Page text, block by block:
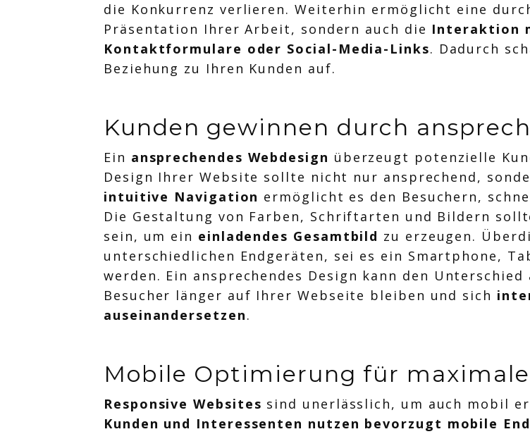
die Konkurrenz verlieren. Weiterhin ermöglicht eine
Präsentation Ihrer Arbeit, sondern auch die Interaktion
Kontaktformulare oder Social-Media-Links. Dadurch
Beziehung zu Ihren Kunden auf.
Kunden gewinnen durch
Ein ansprechendes Webdesign überzeugt potenzielle
Design Ihrer Website sollte nicht nur ansprechend,
intuitive Navigation ermöglicht es den Besuchern,
Die Gestaltung von Farben, Schriftarten und Bildern
sein, um ein einladendes Gesamtbild zu erzeugen.
unterschiedlichen Endgeräten, sei es ein Smartphone,
werden. Ein ansprechendes Design kann den
Besucher länger auf Ihrer Webseite bleiben und sich
auseinandersetzen.
Mobile Optimierung für
Responsive Websites sind unerlässlich, um auch mobil
Kunden und Interessenten nutzen bevorzugt mobile